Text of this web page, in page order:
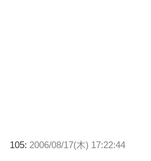
105: 2006/08/17(木) 17:22:44